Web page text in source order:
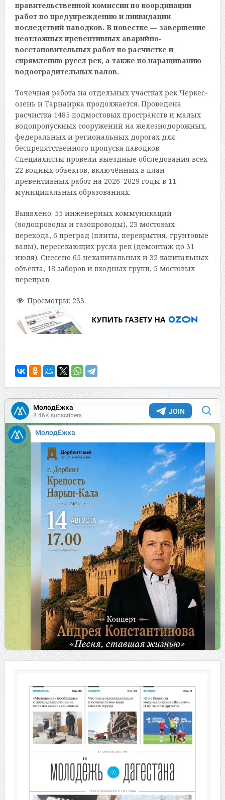
правительственной комиссии по координации
работ по предупреждению и ликвидации
последствий паводков. В повестке — завершение
неотложных превентивных аварийно-
восстановительных работ по расчистке и
спрямлению русел рек, а также по наращиванию
водооградительных валов.
Точечная работа на отдельных участках рек Черкес-
озень и Тарнаирка продолжается. Проведена
расчистка 1485 подмостовых пространств и малых
водопропускных сооружений на железнодорожных,
федеральных и региональных дорогах для
беспрепятственного пропуска паводков.
Специалисты провели выездные обследования всех
22 водных объектов, включённых в план
превентивных работ на 2026–2029 годы в 11
муниципальных образованиях.
Выявлено: 55 инженерных коммуникаций
(водопроводы и газопроводы), 23 мостовых
перехода, 6 преград (плиты, перекрытия, грунтовые
валы), пересекающих русла рек (демонтаж до 31
июля). Снесено 65 некапитальных и 32 капитальных
объекта, 18 заборов и входных групп, 5 мостовых
переправ.
Просмотры: 233